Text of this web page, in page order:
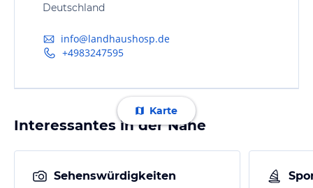
Deutschland
info@landhaushosp.de
+4983247595
Karte
Interessantes in der Nähe
Sehenswürdigkeiten